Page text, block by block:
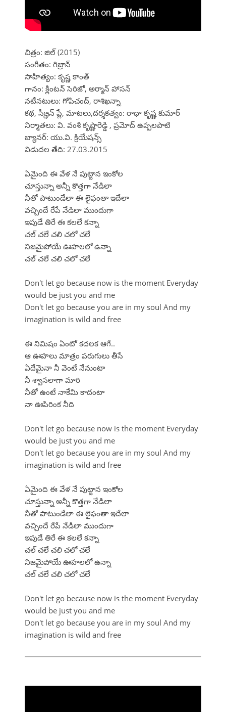
చిత్రం: జిల్ (2015)
సంగీతం: గిబ్రాన్
సాహిత్యం: కృష్ణ కాంత్
గానం: క్లింటన్ సెరిజో, అర్మాన్ హాసన్
నటీనటులు: గోపిచంద్, రాశిఖన్నా
కథ, స్క్రీన్ ప్లే, మాటలు,దర్శకత్వం: రాధా కృష్ణ కుమార్
నిర్మాతలు: వి. వంశీ కృష్ణారెడ్డి , ప్రమోద్ ఉప్పలపాటి
బ్యానర్: యు.వి. క్రియేషన్స్
విడుదల తేది: 27.03.2015
ఏమైంది ఈ వేళ నే పుట్టాన ఇంకోల
చూస్తున్నా అన్నీ కొత్తగా నేడిలా
నీతో పాటుండేలా ఈ లైఫంతా ఇదేలా
వచ్చిందే రేపే నేడిలా ముందుగా
ఇపుడే తిరే ఈ కలలే కన్నా
చల్ చలే చలి చలో చలే
నిజమైపోయే ఊహలలో ఉన్నా
చల్ చలే చలి చలో చలే
Don't let go because now is the moment Everyday
would be just you and me
Don't let go because you are in my soul And my
imagination is wild and free
ఈ నిమిషం ఏంటో కదలక ఆగే..
ఆ ఊహలు మాత్రం పరుగులు తీసే
ఏదేమైనా నీ వెంటే నేనుంటా
నీ శ్వాసలాగా మారి
నీతో ఉంటే నాకేమి కాదంటా
నా ఊపిరింక నీది
Don't let go because now is the moment Everyday
would be just you and me
Don't let go because you are in my soul And my
imagination is wild and free
ఏమైంది ఈ వేళ నే పుట్టాన ఇంకోల
చూస్తున్నా అన్నీ కొత్తగా నేడిలా
నీతో పాటుండేలా ఈ లైఫంతా ఇదేలా
వచ్చిందే రేపే నేడిలా ముందుగా
ఇపుడే తిరే ఈ కలలే కన్నా
చల్ చలే చలి చలో చలే
నిజమైపోయే ఊహలలో ఉన్నా
చల్ చలే చలి చలో చలే
Don't let go because now is the moment Everyday
would be just you and me
Don't let go because you are in my soul And my
imagination is wild and free